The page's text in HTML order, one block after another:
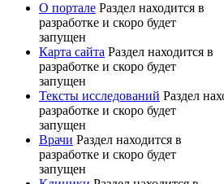
О портале Раздел находится в
разработке и скоро будет
запущен
Карта сайта Раздел находится в
разработке и скоро будет
запущен
Тексты исследований Раздел
разработке и скоро будет
запущен
Врачи Раздел находится в
разработке и скоро будет
запущен